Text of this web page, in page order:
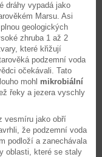
dráhy vypadá jako
Marsu. Asi
geologických
zhruba 1 až 2
které křižují
podzemní voda
očekávali. Tato
mohl mikrobiální
řeky a jezera vyschly
vesmíru jako obří
že podzemní voda
podloží a zanechávala
oblasti, které se staly